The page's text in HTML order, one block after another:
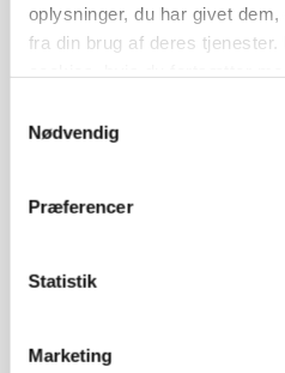
oplysninger, du har givet
fra din brug af deres
Nødvendig
Præferencer
Statistik
Marketing